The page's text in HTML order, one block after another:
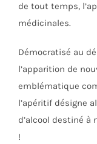
de tout temps,
médicinales.
Démocratisé au
l’apparition de
emblématique
l’apéritif désigne
d’alcool destiné à
!